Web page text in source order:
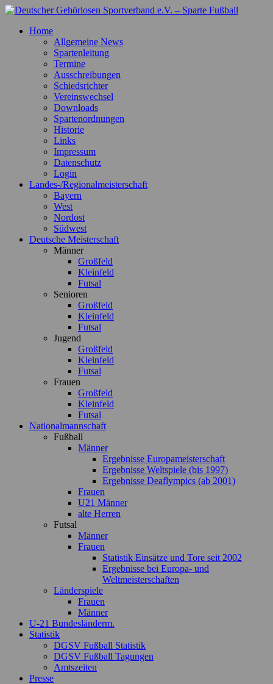
Zum
springen
Deutscher Gehörlosen Sportverband e.V. – Sparte Fußball
Offizielle Webseite der Sparte Fußball
Home
Allgemeine News
Spartenleitung
Termine
Ausschreibungen
Schiedsrichter
Vereinswechsel
Downloads
Spartenordnungen
Historie
Links
Impressum
Datenschutz
Login
Landes-/Regionalmeisterschaft
Bayern
West
Nordost
Südwest
Deutsche Meisterschaft
Männer
Großfeld
Kleinfeld
Futsal
Senioren
Großfeld
Kleinfeld
Futsal
Jugend
Großfeld
Kleinfeld
Futsal
Frauen
Großfeld
Kleinfeld
Futsal
Nationalmannschaft
Fußball
Männer
Ergebnisse Europameisterschaft
Ergebnisse Weltspiele (bis 1997)
Ergebnisse Deaflympics (ab 2001)
Frauen
U21 Männer
alte Herren
Futsal
Männer
Frauen
Statistik Einsätze und Tore seit 2002
Ergebnisse bei Europa- und
Weltmeisterschaften
Länderspiele
Frauen
Männer
U-21 Bundesländerm.
Statistik
DGSV Fußball Statistik
DGSV Fußball Tagungen
Amtszeiten
Presse